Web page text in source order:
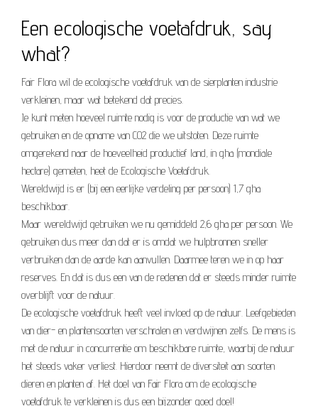
Een ecologische voetafdruk, say
what?
Fair Flora wil de ecologische voetafdruk van de sierplanten industrie
verkleinen, maar wat betekend dat precies.
Je kunt meten hoeveel ruimte nodig is voor de productie van wat we
gebruiken en de opname van CO2 die we uitstoten. Deze ruimte
omgerekend naar de hoeveelheid productief land, in gha (mondiale
hectare) gemeten, heet de Ecologische Voetafdruk.
Wereldwijd is er (bij een eerlijke verdeling per persoon) 1,7 gha
beschikbaar.
Maar wereldwijd gebruiken we nu gemiddeld 2,6 gha per persoon. We
gebruiken dus meer dan dat er is omdat we hulpbronnen sneller
verbruiken dan de aarde kan aanvullen. Daarmee teren we in op haar
reserves. En dat is dus een van de redenen dat er steeds minder ruimte
overblijft voor de natuur.
De ecologische voetafdruk heeft veel invloed op de natuur. Leefgebieden
van dier- en plantensoorten verschralen en verdwijnen zelfs. De mens is
met de natuur in concurrentie om beschikbare ruimte, waarbij de natuur
het steeds vaker verliest. Hierdoor neemt de diversiteit aan soorten
dieren en planten af. Het doel van Fair Flora om de ecologische
voetafdruk te verkleinen is dus een bijzonder goed doel!